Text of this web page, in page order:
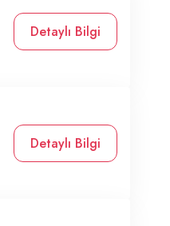
Detaylı Bilgi
Detaylı Bilgi